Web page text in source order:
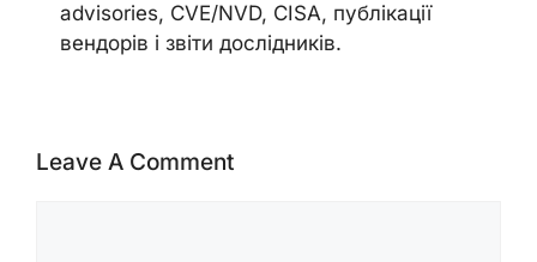
advisories, CVE/NVD, CISA, публікації
вендорів і звіти дослідників.
Leave A Comment